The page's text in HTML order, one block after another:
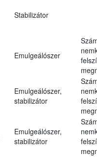
Stabilizátor
Emulgeálószer
Emulgeálószer,
stabilizátor
Emulgeálószer,
stabilizátor